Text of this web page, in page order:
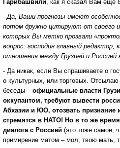
Гарибашвили, как я сказал Вам ещё
- Да, Ваши прогнозы имеют
потом дружно цитируют от своего
которых Вы метко прозвали
вопрос: господин главный редактор,
отношения между Грузией и Россией
- Да никак, если Вы спрашиваете о
о культурных, или торговых.
беседы – официальные власти
оккупантом, требуют вывести
Абхазии и ЮО, отозвать признание
стремятся в НАТО! Но в то же
диалога с Россией (это тоже самое,
примирение матом – мол, твою мать,